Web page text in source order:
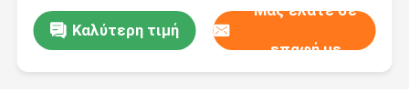
Καλύτερη τιμή
Μας ελάτε σε
επαφή με